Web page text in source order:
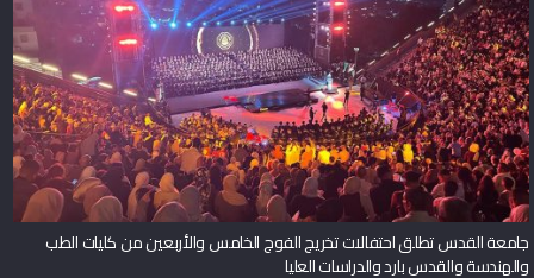
جامعة القدس تطلق احتفالات تخريج الفوج الخامس والأربعين من كليات الطب
والهندسة والقدس بارد والدراسات العليا